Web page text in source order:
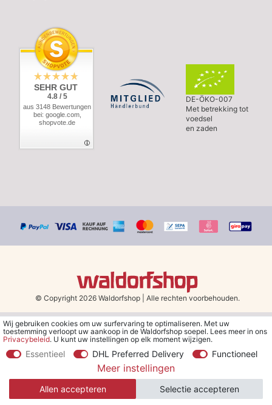
SEHR GUT
4.8 / 5
aus 3148 Bewertungen
bei: google.com,
shopvote.de
DE-ÖKO-007
Met betrekking tot
voedsel
en zaden
© Copyright 2026 Waldorfshop Alle rechten voorbehouden.
*Gratis verzending in Nederland en België vanaf 79 euro bij het
kiezen van de verzendmethode "DHL - Besparing op
**Je ontvangt de kortingsbon van € 5 per e-mail nadat je je hebt
aangemeld voor de nieuwsbrief. De kortingsbon is 30 dagen geldig
en geldt bij een minimale bestelwaarde van € 30.
Wij gebruiken cookies om uw surfervaring te optimaliseren. Met uw
toestemming verloopt uw aankoop in de Waldorfshop soepel. Lees meer in ons
Privacybeleid. U kunt uw instellingen op elk moment wijzigen.
Essentieel DHL Preferred Delivery Functioneel
Meer instellingen
Allen accepteren Selectie accepteren